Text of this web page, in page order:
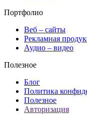
Портфолио
Веб – сайты
Рекламная
Аудио – видео
Полезное
Блог
Политика
Полезное
Авторизация